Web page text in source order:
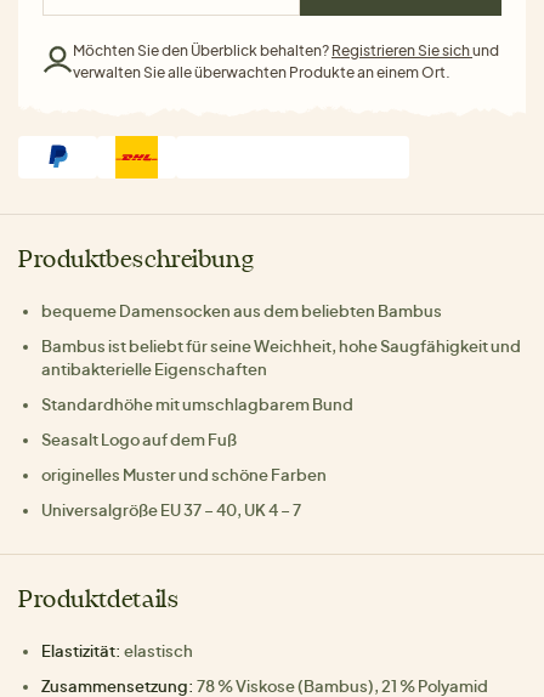
Möchten Sie den Überblick behalten? Registrieren Sie sichund
verwalten Sie alle überwachten Produkte an einem Ort.
Produktbeschreibung
bequeme Damensocken aus dem beliebten Bambus
Bambus ist beliebt für seine Weichheit, hohe Saugfähigkeit und
antibakterielle Eigenschaften
Standardhöhe mit umschlagbarem Bund
Seasalt Logo auf dem Fuß
originelles Muster und schöne Farben
Universalgröße EU 37 – 40, UK 4 – 7
Produktdetails
Elastizität: elastisch
Zusammensetzung: 78 % Viskose (Bambus), 21 % Polyamid